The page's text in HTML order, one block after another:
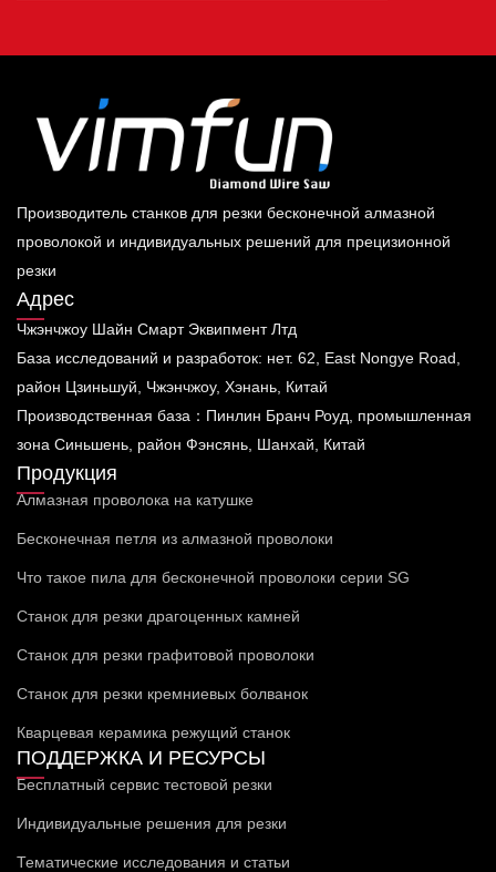
Производитель станков для резки бесконечной алмазной
проволокой и индивидуальных решений для прецизионной
резки
Адрес
Чжэнчжоу Шайн Смарт Эквипмент Лтд
База исследований и разработок: нет. 62, East Nongye Road,
район Цзиньшуй, Чжэнчжоу, Хэнань, Китай
Производственная база：Пинлин Бранч Роуд, промышленная
зона Синьшень, район Фэнсянь, Шанхай, Китай
Продукция
Алмазная проволока на катушке
Бесконечная петля из алмазной проволоки
Что такое пила для бесконечной проволоки серии SG
Станок для резки драгоценных камней
Станок для резки графитовой проволоки
Станок для резки кремниевых болванок
Кварцевая керамика режущий станок
ПОДДЕРЖКА И РЕСУРСЫ
Бесплатный сервис тестовой резки
Индивидуальные решения для резки
Тематические исследования и статьи